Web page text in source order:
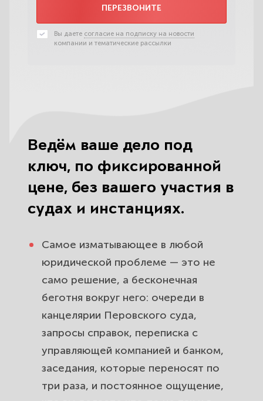
ПЕРЕЗВОНИТЕ
Вы даете согласие на подписку на новости
компании и тематические рассылки
Ведём ваше дело под
ключ, по фиксированной
цене, без вашего участия в
судах и инстанциях.
Самое изматывающее в любой
юридической проблеме — это не
само решение, а бесконечная
беготня вокруг него: очереди в
канцелярии Перовского суда,
запросы справок, переписка с
управляющей компанией и банком,
заседания, которые переносят по
три раза, и постоянное ощущение,